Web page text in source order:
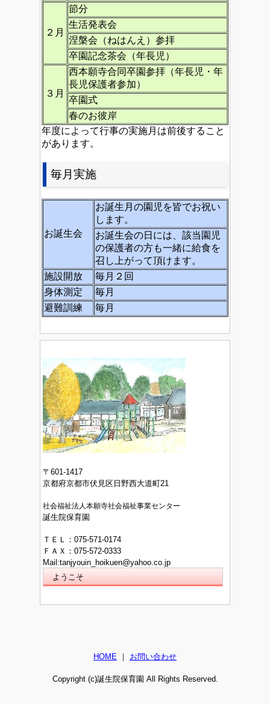
２月
節分
生活発表会
涅槃会（ねはんえ）参拝
卒園記念茶会（年長児）
３月
西本願寺合同卒園参拝（年長児・年
長児保護者参加）
卒園式
春のお彼岸
年度によって行事の実施月は前後すること
があります。
毎月実施
お誕生会
お誕生月の園児を皆でお祝い
します。
お誕生会の日には、該当園児
の保護者の方も一緒に給食を
召し上がって頂けます。
施設開放
毎月２回
身体測定
毎月
避難訓練
毎月
〒601-1417
京都府京都市伏見区日野西大道町21
社会福祉法人本願寺社会福祉事業センター
誕生院保育園
ＴＥＬ：075-571-0174
ＦＡＸ：075-572-0333
Mail:tanjyouin_hoikuen@yahoo.co.jp
ようこそ
HOME ｜ お問い合わせ
Copyright (c)誕生院保育園 All Rights Reserved.